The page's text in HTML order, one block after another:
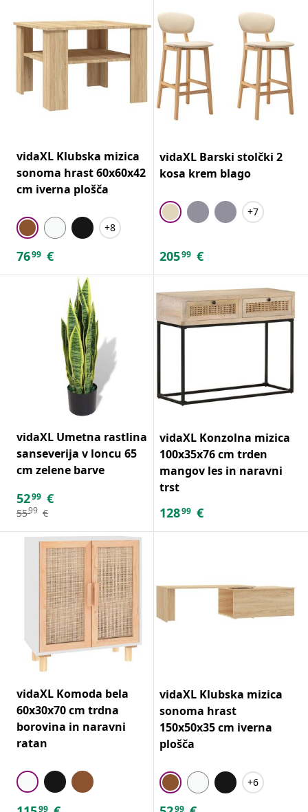
vidaXL Klubska mizica
sonoma hrast 60x60x42
cm iverna plošča
+8
7699 €
vidaXL Barski stolčki 2
kosa krem blago
+7
20599 €
vidaXL Umetna rastlina
sanseverija v loncu 65
cm zelene barve
5299 €
5599 €
vidaXL Konzolna mizica
100x35x76 cm trden
mangov les in naravni
trst
12899 €
vidaXL Komoda bela
60x30x70 cm trdna
borovina in naravni
ratan
99
vidaXL Klubska mizica
sonoma hrast
150x50x35 cm iverna
plošča
+6
99